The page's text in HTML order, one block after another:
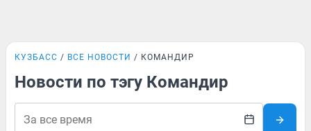
КУЗБАСС ВСЕ НОВОСТИ КОМАНДИР
Новости по тэгу Командир